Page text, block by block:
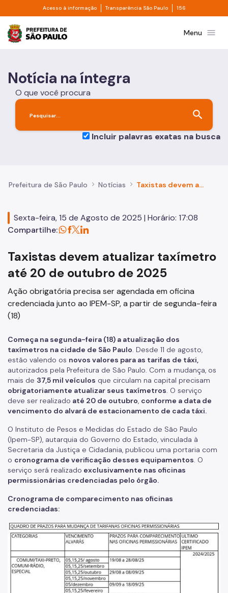
Pular para o Conteúdo principal
Acesso à informação Divisor de acesso à informação
Transparência São Paulo Divisor de
156
Prefeitura de São PauloMenu menu
Notícia na íntegra
O que você procura
search
Incluir palavras exatas na busca
Prefeitura de São Paulo Notícias Taxistas devem atualizar taxímetro até 20 de outubro de 2025
Sexta-feira, 15 de Agosto de 2025 | Horário: 17:08
Compartilhe:
Taxistas devem atualizar taxímetro
até 20 de outubro de 2025
Ação obrigatória precisa ser agendada em oficina
credenciada junto ao IPEM-SP, a partir de segunda-feira
(18)
Começa na segunda-feira (18) a atualização dos
taxímetros na cidade de São Paulo. Desde 11 de agosto,
estão valendo os novos valores para as tarifas de táxi,
autorizados pela Prefeitura de São Paulo. Com a mudança, os
mais de 37,5 mil veículos que circulam na capital precisam
obrigatoriamente atualizar seus taxímetros. O serviço
deve ser realizado até 20 de outubro, conforme a data de
vencimento do alvará de estacionamento de cada táxi.
O Instituto de Pesos e Medidas do Estado de São Paulo
(Ipem-SP), autarquia do Governo do Estado, vinculada à
Secretaria da Justiça e Cidadania, publicou uma portaria com
o cronograma de verificação desses equipamentos. O
serviço será realizado exclusivamente nas oficinas
permissionárias credenciadas pelo órgão.
Cronograma de comparecimento nas oficinas
credenciadas: